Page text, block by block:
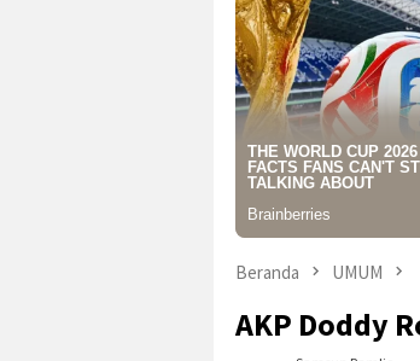
Beranda UMUM
AKP Doddy